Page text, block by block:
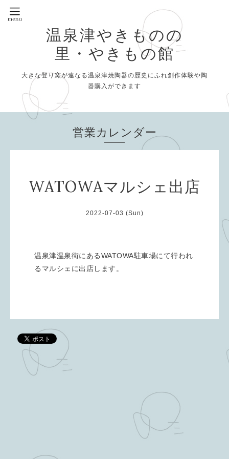
温泉津やきものの
里・やきもの館
大きな登り窯が連なる温泉津焼陶器の歴史にふれ創作体験や陶
器購入ができます
営業カレンダー
WATOWAマルシェ出店
2022-07-03 (Sun)
温泉津温泉街にあるWATOWA駐車場にて行われ
るマルシェに出店します。